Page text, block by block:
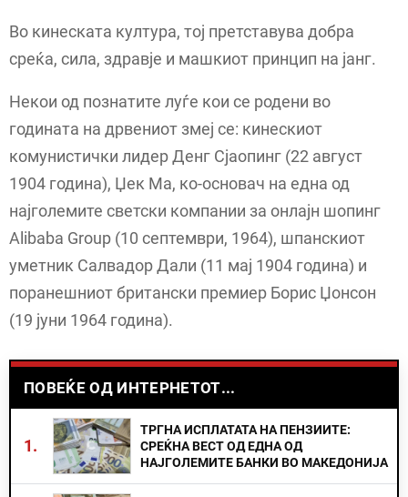
Во кинеската култура, тој претставува добра
среќа, сила, здравје и машкиот принцип на јанг.
Некои од познатите луѓе кои се родени во
годината на дрвениот змеј се: кинескиот
комунистички лидер Денг Сјаопинг (22 август
1904 година), Џек Ма, ко-основач на една од
најголемите светски компании за онлајн шопинг
Alibaba Group (10 септември, 1964), шпанскиот
уметник Салвадор Дали (11 мај 1904 година) и
поранешниот британски премиер Борис Џонсон
(19 јуни 1964 година).
ПОВЕЌЕ ОД ИНТЕРНЕТОТ...
1.
ТРГНА ИСПЛАТАТА НА ПЕНЗИИТЕ:
СРЕЌНА ВЕСТ ОД ЕДНА ОД
НАЈГОЛЕМИТЕ БАНКИ ВО МАКЕДОНИЈА